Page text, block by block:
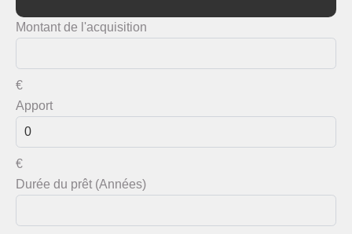
Montant de l'acquisition
€
Apport
€
Durée du prêt (Années)